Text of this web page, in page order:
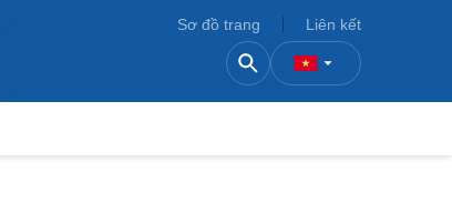
Sơ đồ trang Liên kết